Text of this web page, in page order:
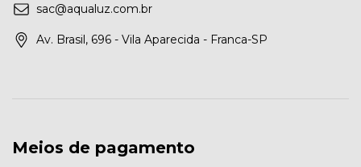
sac@aqualuz.com.br
Av. Brasil, 696 - Vila Aparecida - Franca-SP
Meios de pagamento